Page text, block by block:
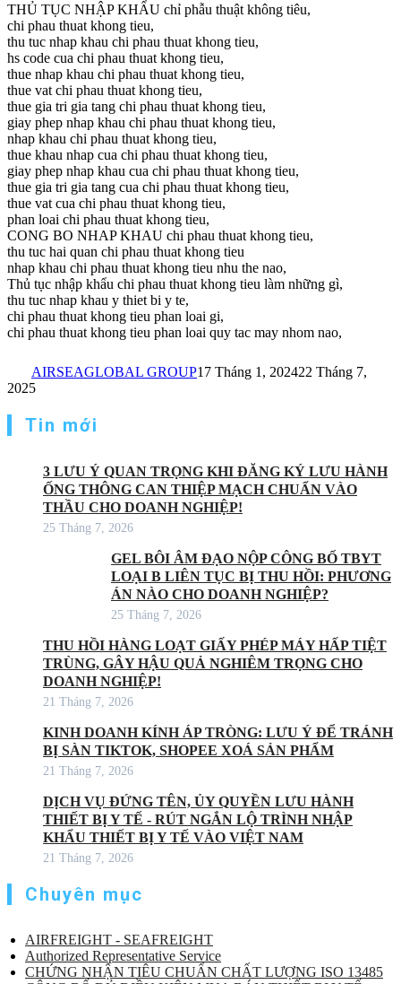
THỦ TỤC NHẬP KHẨU chỉ phẫu thuật không tiêu,
chi phau thuat khong tieu,
thu tuc nhap khau chi phau thuat khong tieu,
hs code cua chi phau thuat khong tieu,
thue nhap khau chi phau thuat khong tieu,
thue vat chi phau thuat khong tieu,
thue gia tri gia tang chi phau thuat khong tieu,
giay phep nhap khau chi phau thuat khong tieu,
nhap khau chi phau thuat khong tieu,
thue khau nhap cua chi phau thuat khong tieu,
giay phep nhap khau cua chi phau thuat khong tieu,
thue gia tri gia tang cua chi phau thuat khong tieu,
thue vat cua chi phau thuat khong tieu,
phan loai chi phau thuat khong tieu,
CONG BO NHAP KHAU chi phau thuat khong tieu,
thu tuc hai quan chi phau thuat khong tieu
nhap khau chi phau thuat khong tieu nhu the nao,
Thủ tục nhập khẩu chi phau thuat khong tieu làm những gì,
thu tuc nhap khau y thiet bi y te,
chi phau thuat khong tieu phan loai gi,
chi phau thuat khong tieu phan loai quy tac may nhom nao,
AIRSEAGLOBAL GROUP17 Tháng 1, 202422 Tháng 7,
2025
Tin mới
3 LƯU Ý QUAN TRỌNG KHI ĐĂNG KÝ LƯU HÀNH
ỐNG THÔNG CAN THIỆP MẠCH CHUẨN VÀO
THẦU CHO DOANH NGHIỆP!
25 Tháng 7, 2026
GEL BÔI ÂM ĐẠO NỘP CÔNG BỐ TBYT
LOẠI B LIÊN TỤC BỊ THU HỒI: PHƯƠNG
ÁN NÀO CHO DOANH NGHIỆP?
25 Tháng 7, 2026
THU HỒI HÀNG LOẠT GIẤY PHÉP MÁY HẤP TIỆT
TRÙNG, GÂY HẬU QUẢ NGHIÊM TRỌNG CHO
DOANH NGHIỆP!
21 Tháng 7, 2026
KINH DOANH KÍNH ÁP TRÒNG: LƯU Ý ĐỂ TRÁNH
BỊ SÀN TIKTOK, SHOPEE XOÁ SẢN PHẨM
21 Tháng 7, 2026
DỊCH VỤ ĐỨNG TÊN, ỦY QUYỀN LƯU HÀNH
THIẾT BỊ Y TẾ - RÚT NGẮN LỘ TRÌNH NHẬP
KHẨU THIẾT BỊ Y TẾ VÀO VIỆT NAM
21 Tháng 7, 2026
Chuyên mục
AIRFREIGHT - SEAFREIGHT
Authorized Representative Service
CHỨNG NHẬN TIÊU CHUẨN CHẤT LƯỢNG ISO 13485